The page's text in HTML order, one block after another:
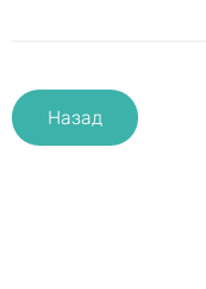
Назад